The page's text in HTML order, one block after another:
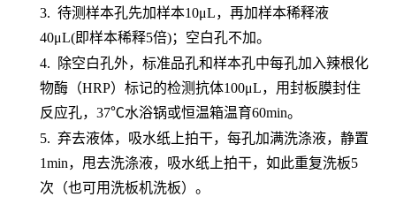
3. 待测样本孔先加样本10μL，再加样本稀释液
40μL(即样本稀释5倍)； 空白孔不加。
4.
除空白孔外， 标准品孔和样本孔中每孔加入辣根化
物酶（HRP）标记的检测抗体100μL，用封板膜封住
反应孔，37℃水浴锅或恒温箱温育60min。
5. 弃去液体，吸水纸上拍干，每孔加满洗涤液，静置
1min，甩去洗涤液，吸水纸上拍干，如此重复洗板5
次（也可用洗板机洗板）。